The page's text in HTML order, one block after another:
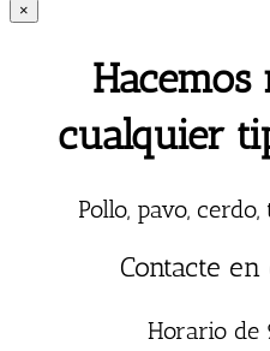
×
cualquier
Pollo, pavo,
Contacte en
Horario de